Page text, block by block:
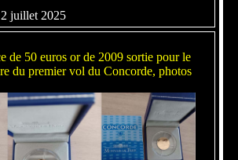
juillet 2025
de 50 euros or de 2009 sortie pour le
du premier vol du Concorde, photos